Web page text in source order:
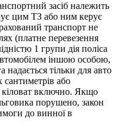
засіб належить
цим ТЗ або ним керує
транспорт не
(платне перевезення
1 групи дія поліса
іншою особою,
надається тільки для авто
або
кіловат включно. Якщо
порушено, закон
до винної в